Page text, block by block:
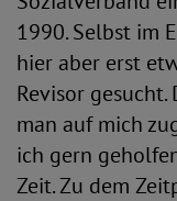
1990. Selbst im
hier aber erst
Revisor
man auf mich
ich gern
Zeit. Zu dem